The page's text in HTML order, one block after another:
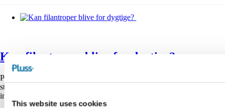
This website uses cookies
Kan filantroper blive for dygtige?
Private fonde spiller på en række områder en stor rolle i Danmark. En
stor del af dem deler på klassisk vis midler ud til værdigt trængende
inden for en ret åben formålsbeskrivelse og skaber på den måde glæde.